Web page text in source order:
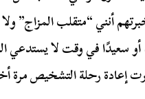
أنني “متقلب المزاج”
في وقت لا يستدعي
إعادة رحلة التشخيص مرة